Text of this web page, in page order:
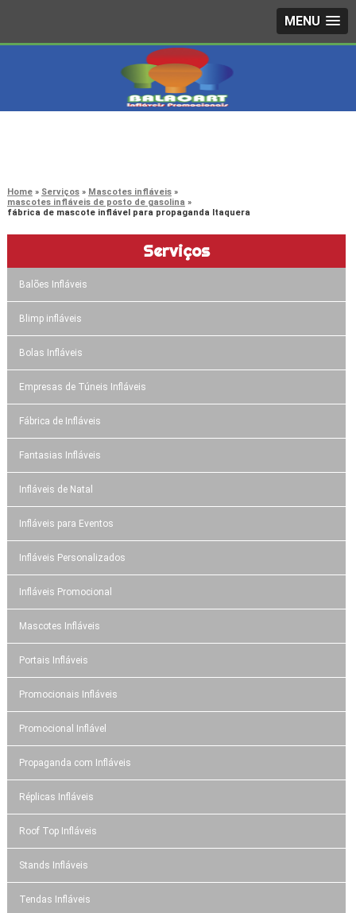
MENU
Home Serviços
Mascotes infláveis
mascotes infláveis de posto de gasolina
fábrica de mascote inflável para propaganda Itaquera
Serviços
Balões Infláveis
Blimp infláveis
Bolas Infláveis
Empresas de Túneis Infláveis
Fábrica de Infláveis
Fantasias Infláveis
Infláveis de Natal
Infláveis para Eventos
Infláveis Personalizados
Infláveis Promocional
Mascotes Infláveis
Portais Infláveis
Promocionais Infláveis
Promocional Inflável
Propaganda com Infláveis
Réplicas Infláveis
Roof Top Infláveis
Stands Infláveis
Tendas Infláveis